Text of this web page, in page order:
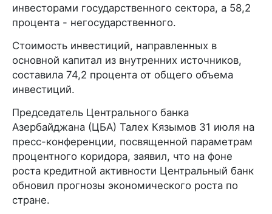
инвесторами государственного сектора, а 58,2
процента - негосударственного.
Стоимость инвестиций, направленных в
основной капитал из внутренних источников,
составила 74,2 процента от общего объема
инвестиций.
Председатель Центрального банка
Азербайджана (ЦБА) Талех Кязымов 31 июля на
пресс-конференции, посвященной параметрам
процентного коридора, заявил, что на фоне
роста кредитной активности Центральный банк
обновил прогнозы экономического роста по
стране.